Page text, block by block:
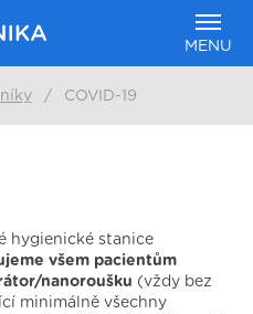
MENU
/ COVID-19
hygienické stanice
všem pacientům
nanoroušku (vždy bez
minimálně všechny